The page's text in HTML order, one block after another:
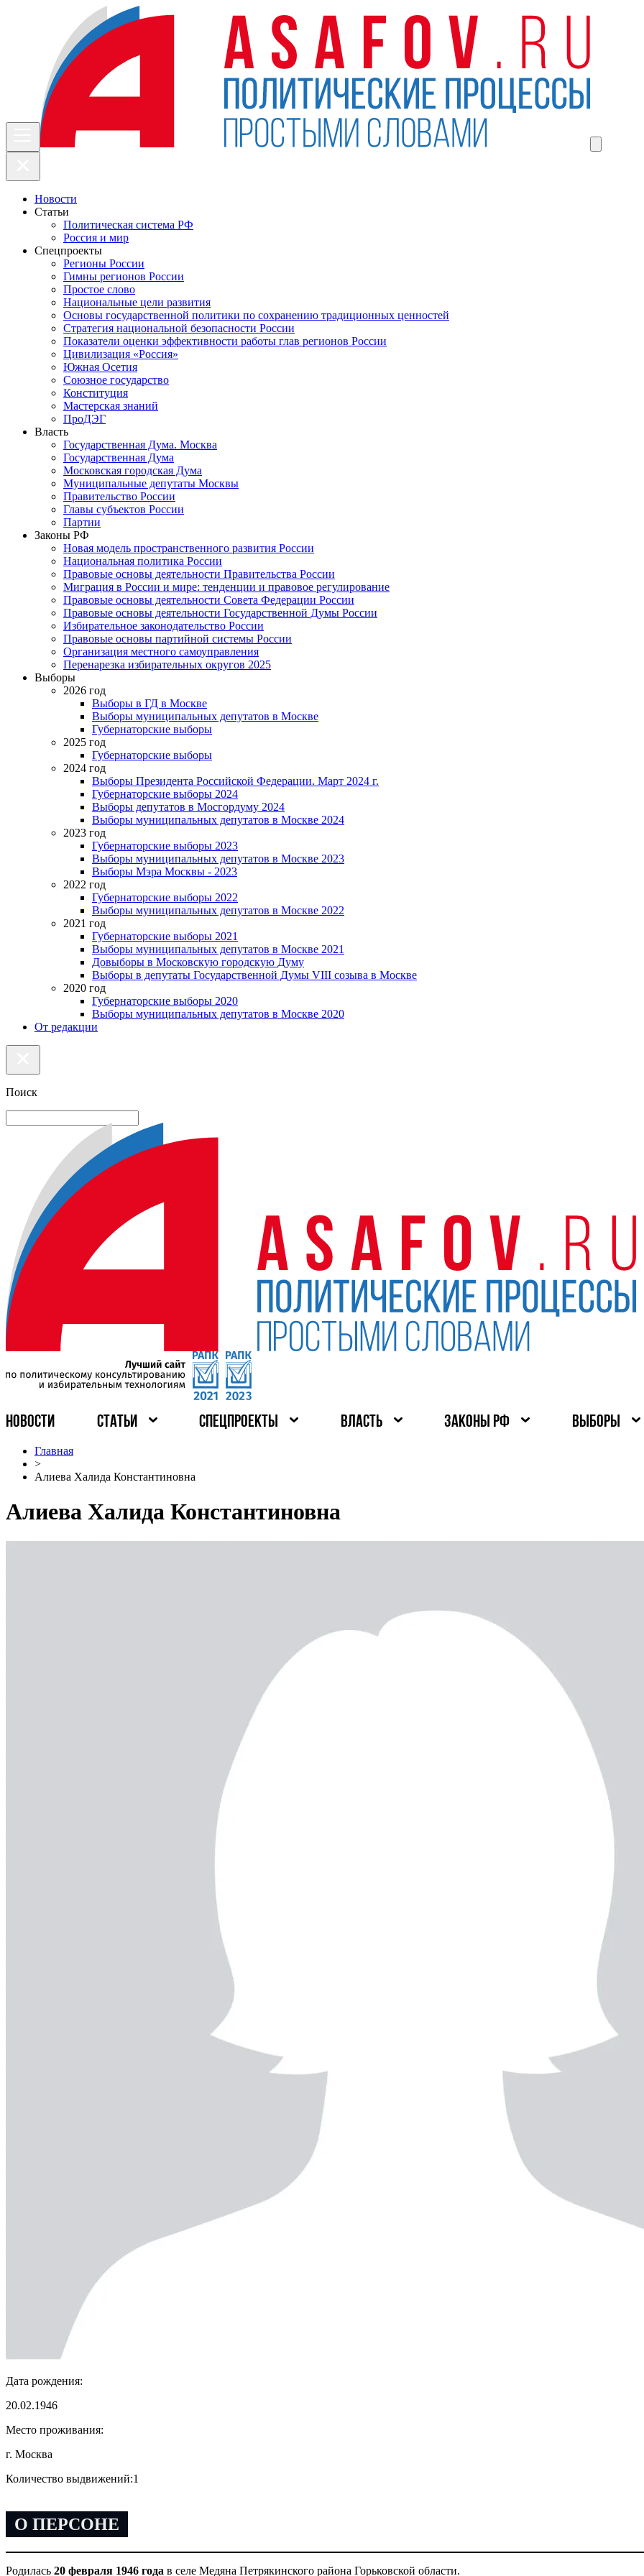
Новости
Статьи
Политическая система РФ
Россия и мир
Спецпроекты
Регионы России
Гимны регионов России
Простое слово
Национальные цели развития
Основы государственной политики по сохранению традиционных ценностей
Стратегия национальной безопасности России
Показатели оценки эффективности работы глав регионов России
Цивилизация «Россия»
Южная Осетия
Союзное государство
Конституция
Мастерская знаний
ПроДЭГ
Власть
Государственная Дума. Москва
Государственная Дума
Московская городская Дума
Муниципальные депутаты Москвы
Правительство России
Главы субъектов России
Партии
Законы РФ
Новая модель пространственного развития России
Национальная политика России
Правовые основы деятельности Правительства России
Миграция в России и мире: тенденции и правовое регулирование
Правовые основы деятельности Совета Федерации России
Правовые основы деятельности Государственной Думы России
Избирательное законодательство России
Правовые основы партийной системы России
Организация местного самоуправления
Перенарезка избирательных округов 2025
Выборы
2026 год
Выборы в ГД в Москве
Выборы муниципальных депутатов в Москве
Губернаторские выборы
2025 год
Губернаторские выборы
2024 год
Выборы Президента Российской Федерации. Март 2024 г.
Губернаторские выборы 2024
Выборы депутатов в Мосгордуму 2024
Выборы муниципальных депутатов в Москве 2024
2023 год
Губернаторские выборы 2023
Выборы муниципальных депутатов в Москве 2023
Выборы Мэра Москвы - 2023
2022 год
Губернаторские выборы 2022
Выборы муниципальных депутатов в Москве 2022
2021 год
Губернаторские выборы 2021
Выборы муниципальных депутатов в Москве 2021
Довыборы в Московскую городскую Думу
Выборы в депутаты Государственной Думы VIII созыва в Москве
2020 год
Губернаторские выборы 2020
Выборы муниципальных депутатов в Москве 2020
От редакции
Поиск
НОВОСТИ СТАТЬИ СПЕЦПРОЕКТЫ ВЛАСТЬ ЗАКОНЫ РФ ВЫБОРЫ
Главная
>
Алиева Халида Константиновна
Алиева Халида Константиновна
Дата рождения:
20.02.1946
Место проживания:
г. Москва
Количество выдвижений:1
О ПЕРСОНЕ
Родилась 20 февраля 1946 года в селе Медяна Петрякинского района Горьковской области.